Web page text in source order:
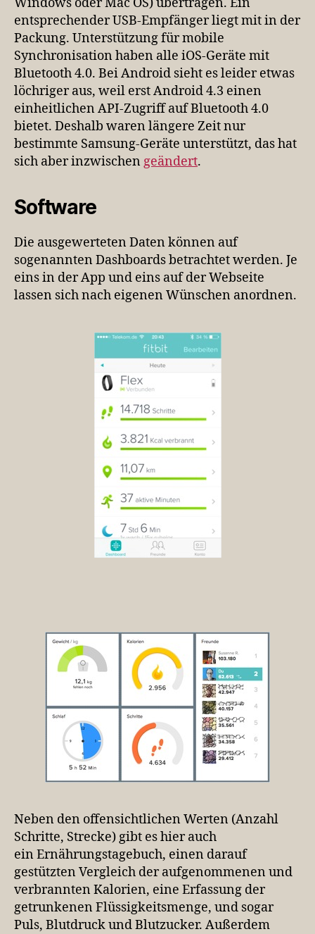
entsprechender USB-Empfänger liegt mit in der
Packung. Unterstützung für mobile
Synchronisation haben alle iOS-Geräte mit
Bluetooth 4.0. Bei Android sieht es leider etwas
löchriger aus, weil erst Android 4.3 einen
einheitlichen API-Zugriff auf Bluetooth 4.0
bietet. Deshalb waren längere Zeit nur
bestimmte Samsung-Geräte unterstützt, das hat
sich aber inzwischen geändert.
Software
Die ausgewerteten Daten können auf
sogenannten Dashboards betrachtet werden. Je
eins in der App und eins auf der Webseite
lassen sich nach eigenen Wünschen anordnen.
Neben den offensichtlichen Werten (Anzahl
Schritte, Strecke) gibt es hier auch
ein Ernährungstagebuch, einen darauf
gestützten Vergleich der aufgenommenen und
verbrannten Kalorien, eine Erfassung der
getrunkenen Flüssigkeitsmenge, und sogar
Puls, Blutdruck und Blutzucker. Außerdem